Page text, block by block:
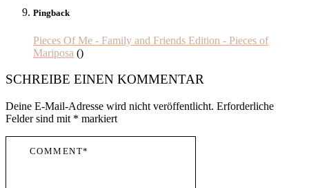
Pingback
Pieces Of Me - Family and Friends Edition - Pieces of
Mariposa ()
SCHREIBE EINEN KOMMENTAR
Deine E-Mail-Adresse wird nicht veröffentlicht. Erforderliche
Felder sind mit * markiert